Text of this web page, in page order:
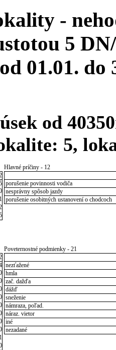
-
5
01.01. do
od
5,
1
Hlavné príčiny - 12
porušenie povinnosti vodiča
nesprávny spôsob jazdy
porušenie osobitných ustanovení o chodcoch
1
Poveternostné podmienky - 21
nezťažené
hmla
zač. dažďa
dážď
sneženie
námraza, poľad.
náraz. vietor
iné
nezadané